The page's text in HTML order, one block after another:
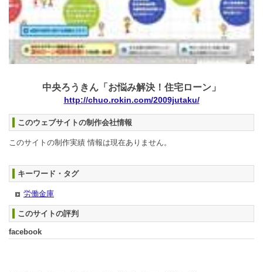
中央ろうきん「お悩み解決！住宅ローン」
http://chuo.rokin.com/2009jutaku/
このウェブサイトの制作会社情報
このサイトの制作実績 情報は現在ありません。
キーワード・タグ
労働金庫
このサイトの評判
facebook